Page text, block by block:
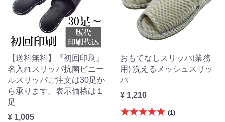
【送料無料】『初回印刷』
名入れスリッパ抗菌ビニー
ルスリッパご注文は30足か
ら承ります。表示価格は１
足
¥ 1,005
おもてなしスリッパ(業務
用) 洗えるメッシュスリッ
パ
¥ 1,210
★★★★★ (1)